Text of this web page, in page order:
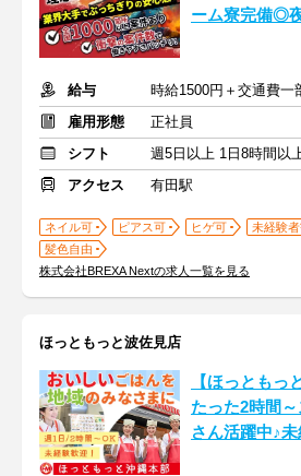
ーム寮完備◎
給与
時給1500円＋交通費一
雇用形態
正社員
シフト
週5日以上 1日8時間以
アクセス
有田駅
ネイル可 ピアス可 ヒゲ可
未経験
髪色自由
株式会社BREXA Nextの求人一覧を見る
ほっともっと波佐見店
【ほっともっ
たった2時間
さん活躍中♪未